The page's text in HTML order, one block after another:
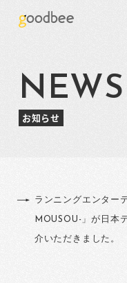
NEWS
お知らせ
ランニングエンター
MOUSOU-」が日本
介いただきました。